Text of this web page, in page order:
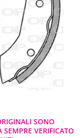
SONO
VERIFICATO